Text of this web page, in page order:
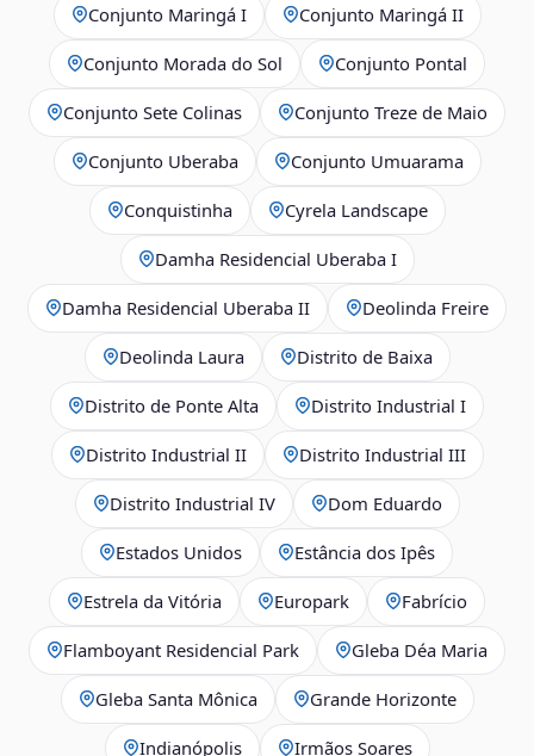
Conjunto Maringá I Conjunto Maringá II
Conjunto Morada do Sol Conjunto Pontal
Conjunto Sete Colinas Conjunto Treze de Maio
Conjunto Uberaba Conjunto Umuarama
Conquistinha Cyrela Landscape
Damha Residencial Uberaba I
Damha Residencial Uberaba II Deolinda Freire
Deolinda Laura Distrito de Baixa
Distrito de Ponte Alta Distrito Industrial I
Distrito Industrial II Distrito Industrial III
Distrito Industrial IV Dom Eduardo
Estados Unidos Estância dos Ipês
Estrela da Vitória Europark Fabrício
Flamboyant Residencial Park Gleba Déa Maria
Gleba Santa Mônica Grande Horizonte
Indianópolis Irmãos Soares